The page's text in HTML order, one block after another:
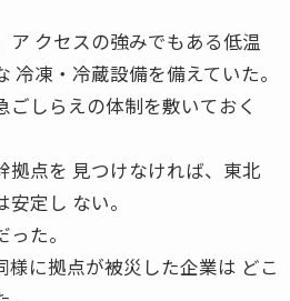
ア クセスの強みでもある低温
冷凍・冷蔵設備を備えていた。
しらえの体制を敷いておく
拠点を 見つけなければ、東北
定し ない。
た。
に拠点が被災した企業は どこ